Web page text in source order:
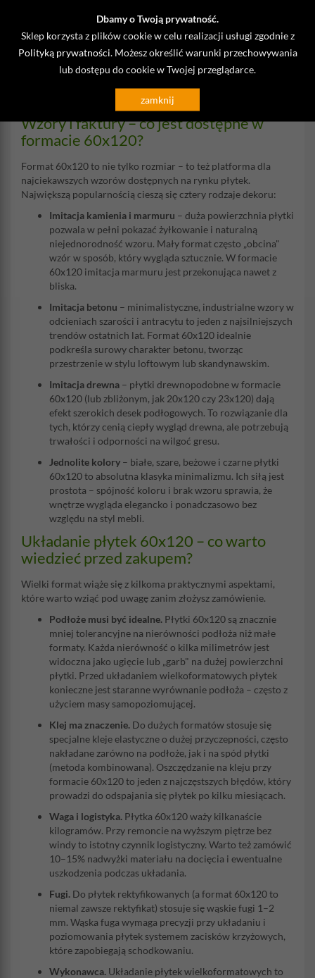
Dbamy o Twoją prywatność.
Sklep korzysta z plików cookie w celu realizacji usługi zgodnie z
Polityką prywatności . Możesz określić warunki przechowywania
lub dostępu do cookie w Twojej przeglądarce.
zamknij
mrozoodporne, które z powodzeniem można stosować na
zewnątrz. Płytki na tarasie czy elewacji w dużym formacie
nadają budynkowi nowoczesnego, architektonicznego
charakteru. Przed zakupem koniecznie sprawdź parametr
mrozoodporności – w ofercie sklepów bez
problemu znajdziesz produkty z tym oznaczeniem, gotowe do
Wzory i faktury – co jest dostępne w
formacie 60x120?
Format 60x120 to nie tylko rozmiar – to też platforma dla
najciekawszych wzorów dostępnych na rynku płytek.
Największą popularnością cieszą się cztery rodzaje dekoru:
Imitacja kamienia i marmuru – duża powierzchnia płytki
pozwala w pełni pokazać żyłkowanie i naturalną
niejednorodność wzoru. Mały format często „obcina"
wzór w sposób, który wygląda sztucznie. W formacie
60x120 imitacja marmuru jest przekonująca nawet z
bliska.
Imitacja betonu – minimalistyczne, industrialne wzory w
odcieniach szarości i antracytu to jeden z najsilniejszych
trendów ostatnich lat. Format 60x120 idealnie
podkreśla surowy charakter betonu, tworząc
przestrzenie w stylu loftowym lub skandynawskim.
Imitacja drewna – płytki drewnopodobne w formacie
60x120 (lub zbliżonym, jak 20x120 czy 23x120) dają
efekt szerokich desek podłogowych. To rozwiązanie dla
tych, którzy cenią ciepły wygląd drewna, ale potrzebują
trwałości i odporności na wilgoć gresu.
Jednolite kolory – białe, szare, beżowe i czarne płytki
60x120 to absolutna klasyka minimalizmu. Ich siłą jest
prostota – spójność koloru i brak wzoru sprawia, że
wnętrze wygląda elegancko i ponadczasowo bez
względu na styl mebli.
Układanie płytek 60x120 – co warto
wiedzieć przed zakupem?
Wielki format wiąże się z kilkoma praktycznymi aspektami,
które warto wziąć pod uwagę zanim złożysz zamówienie.
Podłoże musi być idealne. Płytki 60x120 są znacznie
mniej tolerancyjne na nierówności podłoża niż małe
formaty. Każda nierówność o kilka milimetrów jest
widoczna jako ugięcie lub „garb" na dużej powierzchni
płytki. Przed układaniem wielkoformatowych płytek
konieczne jest staranne wyrównanie podłoża – często z
użyciem masy samopoziomującej.
Klej ma znaczenie. Do dużych formatów stosuje się
specjalne kleje elastyczne o dużej przyczepności, często
nakładane zarówno na podłoże, jak i na spód płytki
(metoda kombinowana). Oszczędzanie na kleju przy
formacie 60x120 to jeden z najczęstszych błędów, który
prowadzi do odspajania się płytek po kilku miesiącach.
Waga i logistyka. Płytka 60x120 waży kilkanaście
kilogramów. Przy remoncie na wyższym piętrze bez
windy to istotny czynnik logistyczny. Warto też zamówić
10–15% nadwyżki materiału na docięcia i ewentualne
uszkodzenia podczas układania.
Fugi. Do płytek rektyfikowanych (a format 60x120 to
niemal zawsze rektyfikat) stosuje się wąskie fugi 1–2
mm. Wąska fuga wymaga precyzji przy układaniu i
poziomowania płytek systemem zacisków krzyżowych,
które zapobiegają schodkowaniu.
Wykonawca. Układanie płytek wielkoformatowych to